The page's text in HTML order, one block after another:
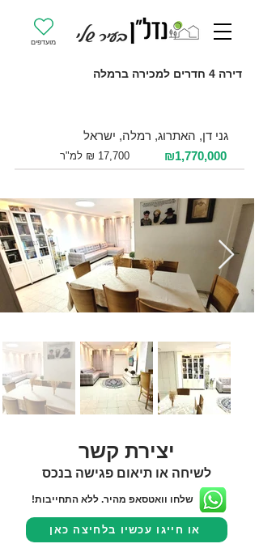
מועדפים
דירה 4 חדרים למכירה ברמלה
גני דן, האתרוג, רמלה, ישראל
₪1,770,000
יצירת קשר
לשיחה או תיאום פגישה בנכס
שלחו וואטסאפ מהיר. ללא התחייבות!
או חייגו עכשיו בלחיצה כאן